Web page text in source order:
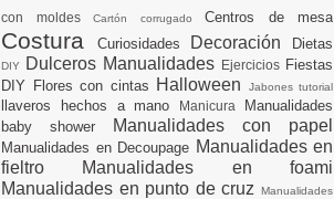
con moldes Cartón corrugado Centros de mesa
Costura Curiosidades Decoración Dietas
DIY Dulceros Manualidades Ejercicios Fiestas
DIY Flores con cintas Halloween Jabones tutorial
llaveros hechos a mano Manicura Manualidades
baby shower
Manualidades con papel
Manualidades en Decoupage Manualidades en
fieltro Manualidades en foami
Manualidades en punto de cruz
Manualidades